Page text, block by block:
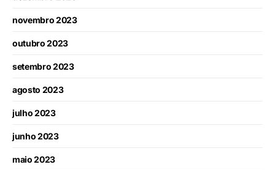
novembro 2023
outubro 2023
setembro 2023
agosto 2023
julho 2023
junho 2023
maio 2023